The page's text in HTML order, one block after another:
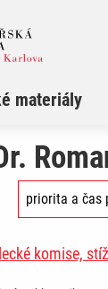
materiály
komise,